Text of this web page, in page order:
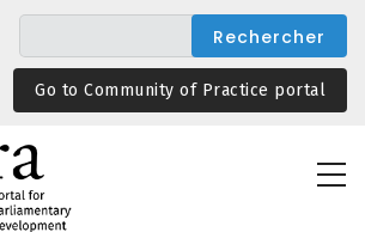
Go to Community of Practice portal